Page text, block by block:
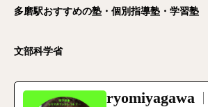
多磨駅おすすめの塾・個別指導塾・学習塾
文部科学省
ryomiyagawa